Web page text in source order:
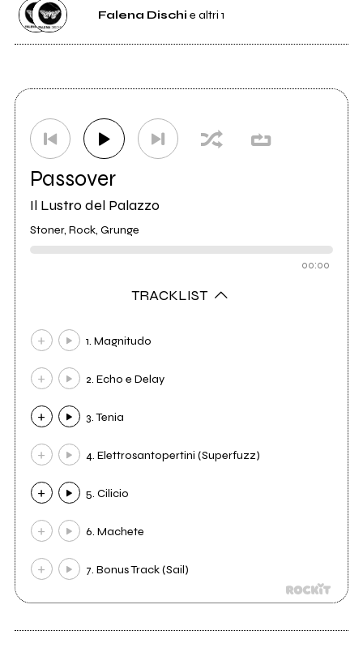
Falena Dischi e altri 1
Passover
Il Lustro del Palazzo
Stoner, Rock, Grunge
00:00
TRACKLIST
1. Magnitudo
2. Echo e Delay
3. Tenia
4. Elettrosantopertini (Superfuzz)
5. Cilicio
6. Machete
7. Bonus Track (Sail)